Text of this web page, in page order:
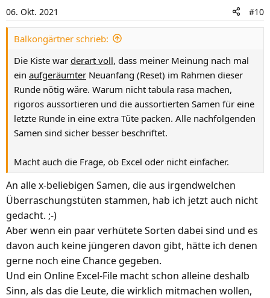
o
n
e
n
06. Okt. 2021 #10
Balkongärtner schrieb:
Die Kiste war derart voll, dass meiner Meinung nach mal
ein aufgeräumter Neuanfang (Reset) im Rahmen dieser
Runde nötig wäre. Warum nicht tabula rasa machen,
rigoros aussortieren und die aussortierten Samen für eine
letzte Runde in eine extra Tüte packen. Alle nachfolgenden
Samen sind sicher besser beschriftet.
Macht auch die Frage, ob Excel oder nicht einfacher.
An alle x-beliebigen Samen, die aus irgendwelchen
Überraschungstüten stammen, hab ich jetzt auch nicht
gedacht. ;-)
Aber wenn ein paar verhütete Sorten dabei sind und es
davon auch keine jüngeren davon gibt, hätte ich denen
gerne noch eine Chance gegeben.
Und ein Online Excel-File macht schon alleine deshalb
Sinn, als das die Leute, die wirklich mitmachen wollen,